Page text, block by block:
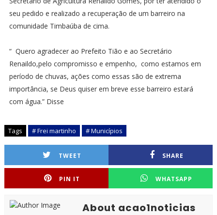
seu pedido e realizado a recuperação de um barreiro na
comunidade Timbaúba de cima.
“ Quero agradecer ao Prefeito Tião e ao Secretário
Renaildo,pelo compromisso e empenho, como estamos em
período de chuvas, ações como essas são de extrema
importância, se Deus quiser em breve esse barreiro estará
com água.” Disse
Tags # Frei martinho # Municípios
TWEET SHARE
PIN IT WHATSAPP
About acao1noticias